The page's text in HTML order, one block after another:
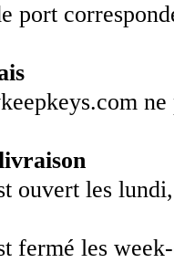
port
ouvert les
fermé les